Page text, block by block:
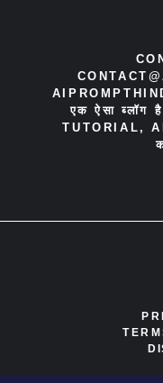
एक ऐसा ब्लॉग
TUTORIAL,